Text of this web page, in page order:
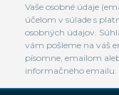
Vaše osobné údaje
účelom v súlade s
osobných údajov.
vám pošleme na váš
písomne, emailom
informačného emailu.